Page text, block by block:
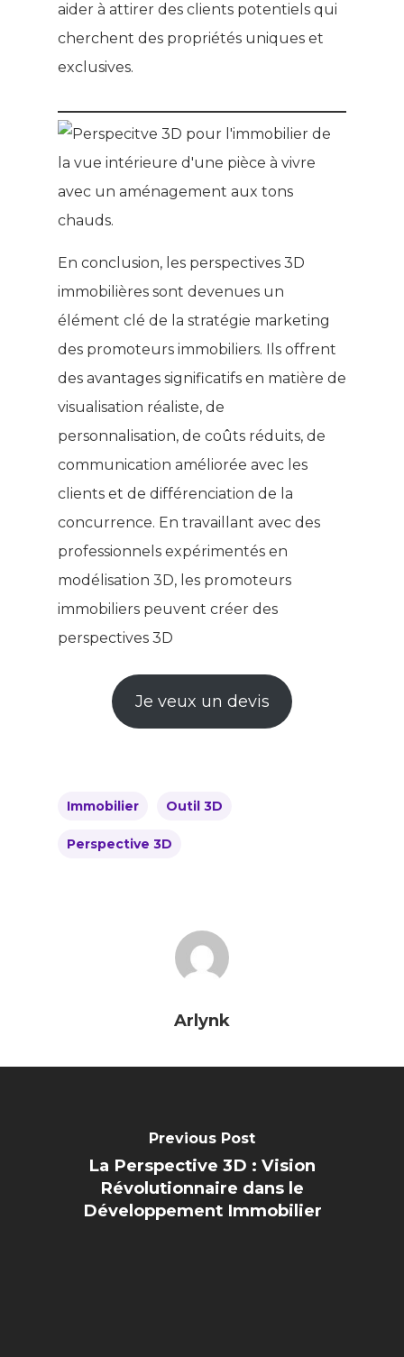
aider à attirer des clients potentiels qui
cherchent des propriétés uniques et
exclusives.
En conclusion, les perspectives 3D
immobilières sont devenues un
élément clé de la stratégie marketing
des promoteurs immobiliers. Ils offrent
des avantages significatifs en matière de
visualisation réaliste, de
personnalisation, de coûts réduits, de
communication améliorée avec les
clients et de différenciation de la
concurrence. En travaillant avec des
professionnels expérimentés en
modélisation 3D, les promoteurs
immobiliers peuvent créer des
perspectives 3D
Je veux un devis
Immobilier Outil 3D
Perspective 3D
Arlynk
Previous Post
La Perspective 3D : Vision
Révolutionnaire dans le
Développement Immobilier